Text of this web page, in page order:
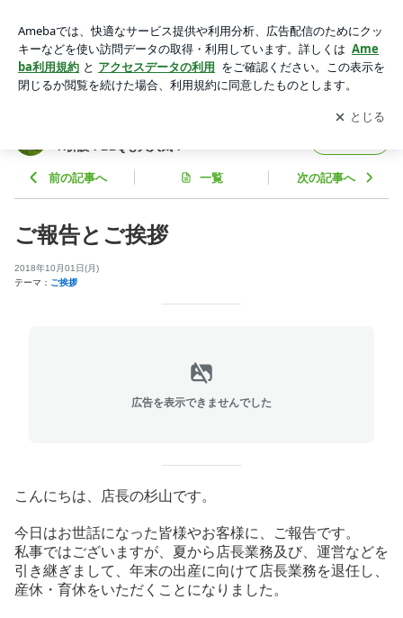
R併設！BBQも大人気！
アプリをダウンロードして ブログの更新通知
を受け取りまし
ょう。
開く
R併設！BBQも大人気！
前の記事へ 一覧 次の記事へ
ご報告とご挨拶
2018年10月01日(月)
テーマ： ご挨拶
広告を表示できませんでした
こんにちは、店長の杉山です。
今日はお世話になった皆様やお客様に、ご報告です。
私事ではございますが、夏から店長業務及び、運営などを
引き継ぎまして、年末の出産に向けて店長業務を退任し、
産休・育休をいただくことになりました。